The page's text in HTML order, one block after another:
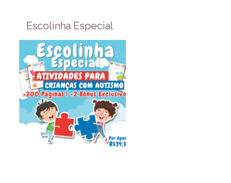
Escolinha Especial